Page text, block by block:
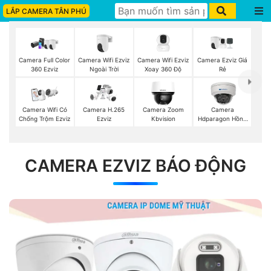
LẮP CAMERA TÂN PHÚ
Camera Full Color
360 Ezviz
Camera Wifi Ezviz
Ngoài Trời
Camera Wifi Ezviz
Xoay 360 Độ
Camera Ezviz Giá
Rẻ
Camera Wifi Có
Chống Trộm Ezviz
Camera H.265
Ezviz
Camera Zoom
Kbvision
Camera
Hdparagon Hồng
CAMERA EZVIZ BÁO ĐỘNG